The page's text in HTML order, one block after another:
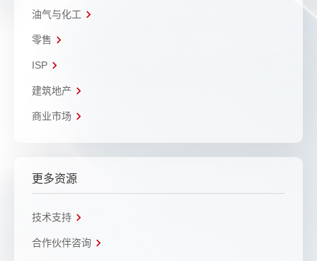
油气与化工
零售
ISP
建筑地产
商业市场
更多资源
技术支持
合作伙伴咨询